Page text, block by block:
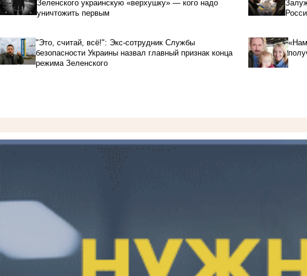
Зеленского украинскую «верхушку» — кого надо
уничтожить первым
"Это, считай, всё!": Экс-сотрудник Службы
безопасности Украины назвал главный признак конца
режима Зеленского